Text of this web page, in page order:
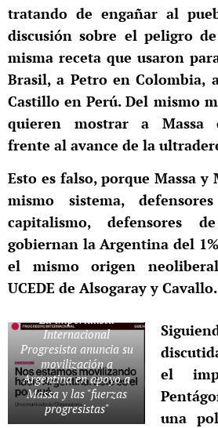
tratando de engañar al
discusión sobre el peligro
misma receta que usaron
Brasil, a Petro en Colombia,
Castillo en Perú. Del mismo
quieren mostrar a Massa
frente al avance de la
Esto es falso, porque Massa
mismo sistema,
capitalismo, defensores
gobiernan la Argentina del
el mismo origen
UCEDE de Alsogaray y Cavallo.
La imperialista
Internacional
Progresista anuncia su
movilización a
Argentina en apoyo a
Massa y las "fuerzas
progresistas"
el
una